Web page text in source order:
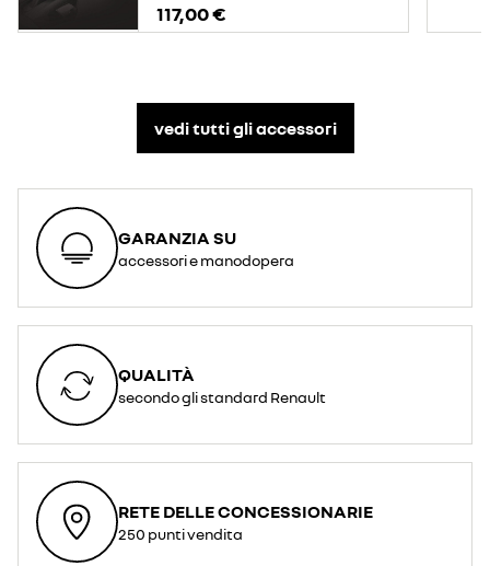
117,00 €
vedi tutti gli accessori​
GARANZIA SU
accessori e manodopera
QUALITÀ
secondo gli standard Renault
RETE DELLE CONCESSIONARIE
250 punti vendita